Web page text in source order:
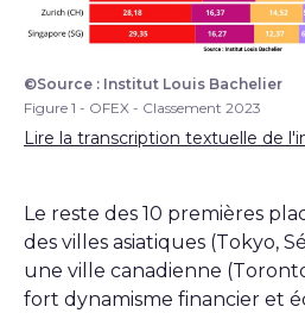
Figure 1 - OFEX - Classement
©Source : Institut Louis Bachelier
Figure 1 - OFEX - Classement 2023
Lire la transcription textuelle de
Le reste des 10 premières
des villes asiatiques (Tokyo,
une ville canadienne
fort dynamisme financier et